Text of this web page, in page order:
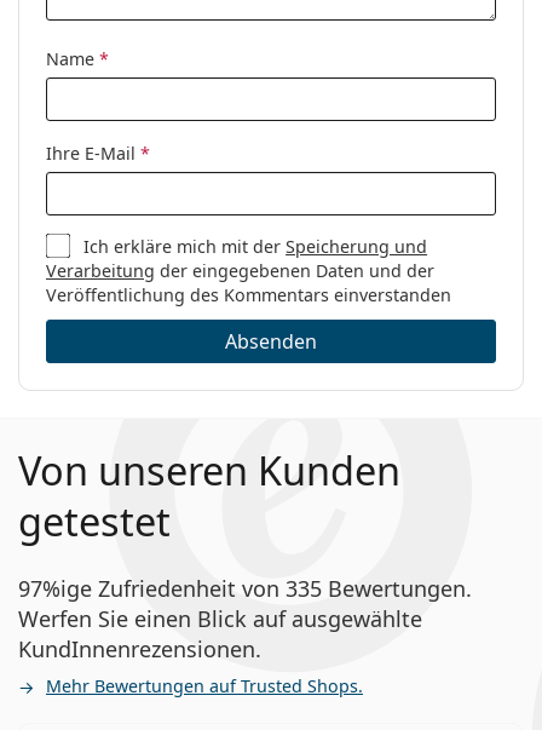
Es ist ein Medizinprodukt. Lesen Sie vor dem Gebrauch
Code: 0829 YZ2 17 55
Name *
Ihre E-Mail *
Ich erkläre mich mit derSpeicherung und
Verarbeitung der eingegebenen Daten und der
Veröffentlichung des Kommentars einverstanden
Absenden
Von unseren Kunden
getestet
97%ige Zufriedenheit von 335 Bewertungen.
Werfen Sie einen Blick auf ausgewählte
KundInnenrezensionen.
Mehr Bewertungen auf Trusted Shops.